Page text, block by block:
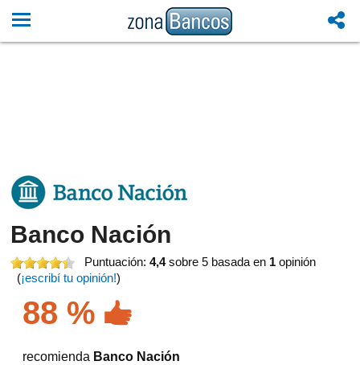
Banco Nación
Puntuación:4,4sobre 5 basada en 1 opinión
(¡escribí tu opinión!)
88 %
recomienda Banco Nación